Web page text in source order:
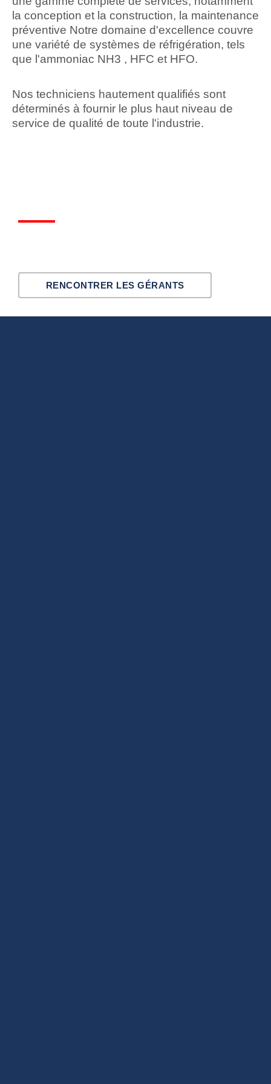
la conception et la construction, la maintenance
préventive Notre domaine d'excellence couvre
une variété de systèmes de réfrigération, tels
que l'ammoniac NH3 , HFC et HFO.
Nos techniciens hautement qualifiés sont
déterminés à fournir le plus haut niveau de
service de qualité de toute l'industrie.
RENCONTRER LES GÉRANTS